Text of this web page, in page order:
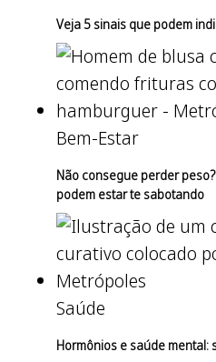
Veja 5 sinais que podem
Bem-Estar
Não consegue perder
podem estar te sabotando
Saúde
Hormônios e saúde mental: